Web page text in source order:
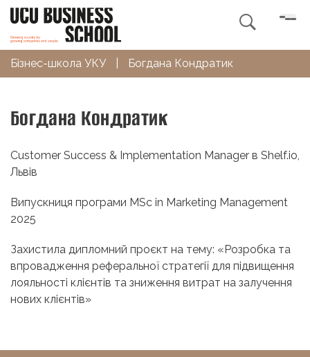

Бізнес-школа УКУ Богдана Кондратик
Богдана Кондратик
Customer Success & Implementation Manager в Shelf.io,
Львів
Випускниця програми MSc in Marketing Management
2025
Захистила дипломний проєкт на тему: «Розробка та
впровадження реферальної стратегії для підвищення
лояльності клієнтів та зниження витрат на залучення
нових клієнтів»